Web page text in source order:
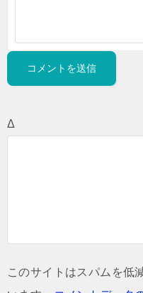
Δ
このサイトはスパムを低